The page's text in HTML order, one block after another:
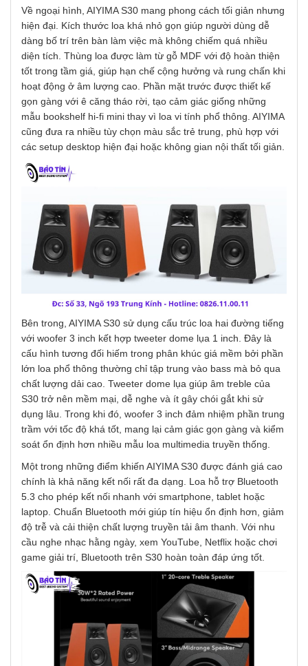
Về ngoại hình, AIYIMA S30 mang phong cách tối giản nhưng
hiện đại. Kích thước loa khá nhỏ gọn giúp người dùng dễ
dàng bố trí trên bàn làm việc mà không chiếm quá nhiều
diện tích. Thùng loa được làm từ gỗ MDF với độ hoàn thiện
tốt trong tầm giá, giúp hạn chế cộng hưởng và rung chấn khi
hoạt động ở âm lượng cao. Phần mặt trước được thiết kế
gọn gàng với ê căng tháo rời, tạo cảm giác giống những
mẫu bookshelf hi-fi mini thay vì loa vi tính phổ thông. AIYIMA
cũng đưa ra nhiều tùy chọn màu sắc trẻ trung, phù hợp với
các setup desktop hiện đại hoặc không gian nội thất tối giản.
Bên trong, AIYIMA S30 sử dụng cấu trúc loa hai đường tiếng
với woofer 3 inch kết hợp tweeter dome lụa 1 inch. Đây là
cấu hình tương đối hiếm trong phân khúc giá mềm bởi phần
lớn loa phổ thông thường chỉ tập trung vào bass mà bỏ qua
chất lượng dải cao. Tweeter dome lụa giúp âm treble của
S30 trở nên mềm mại, dễ nghe và ít gây chói gắt khi sử
dụng lâu. Trong khi đó, woofer 3 inch đảm nhiệm phần trung
trầm với tốc độ khá tốt, mang lại cảm giác gọn gàng và kiểm
soát ổn định hơn nhiều mẫu loa multimedia truyền thống.
Một trong những điểm khiến AIYIMA S30 được đánh giá cao
chính là khả năng kết nối rất đa dạng. Loa hỗ trợ Bluetooth
5.3 cho phép kết nối nhanh với smartphone, tablet hoặc
laptop. Chuẩn Bluetooth mới giúp tín hiệu ổn định hơn, giảm
độ trễ và cải thiện chất lượng truyền tải âm thanh. Với nhu
cầu nghe nhạc hằng ngày, xem YouTube, Netflix hoặc chơi
game giải trí, Bluetooth trên S30 hoàn toàn đáp ứng tốt.